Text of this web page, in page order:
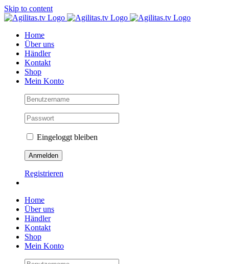
Skip to content
Home
Über uns
Händler
Kontakt
Shop
Mein Konto
Eingeloggt bleiben
Registrieren
Home
Über uns
Händler
Kontakt
Shop
Mein Konto